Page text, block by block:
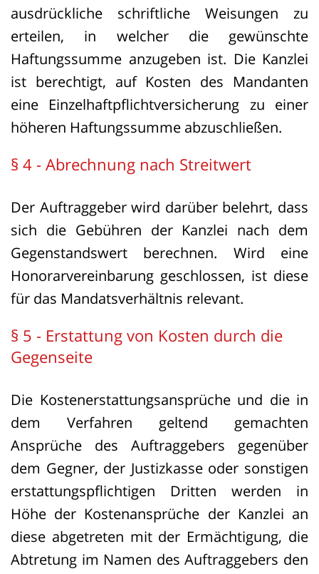
ausdrückliche schriftliche Weisungen zu
erteilen, in welcher die gewünschte
Haftungssumme anzugeben ist. Die Kanzlei
ist berechtigt, auf Kosten des Mandanten
eine Einzelhaftpflichtversicherung zu einer
höheren Haftungssumme abzuschließen.
§ 4 - Abrechnung nach Streitwert
Der Auftraggeber wird darüber belehrt, dass
sich die Gebühren der Kanzlei nach dem
Gegenstandswert berechnen. Wird eine
Honorarvereinbarung geschlossen, ist diese
für das Mandatsverhältnis relevant.
§ 5 - Erstattung von Kosten durch die
Gegenseite
Die Kostenerstattungsansprüche und die in
dem Verfahren geltend gemachten
Ansprüche des Auftraggebers gegenüber
dem Gegner, der Justizkasse oder sonstigen
erstattungspflichtigen Dritten werden in
Höhe der Kostenansprüche der Kanzlei an
diese abgetreten mit der Ermächtigung, die
Abtretung im Namen des Auftraggebers den